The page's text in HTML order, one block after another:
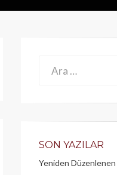
Ara:
SON YAZILAR
Yeniden Düzenlenen